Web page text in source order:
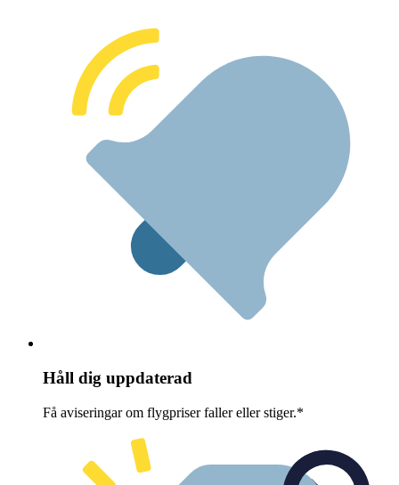
Håll dig uppdaterad
Få aviseringar om flygpriser faller eller stiger.*